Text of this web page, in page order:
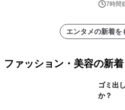
7時間
エンタメの新着を
ファッション・美容の新着
ゴミ出
か？